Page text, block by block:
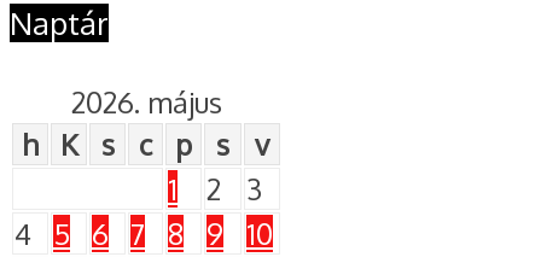
Naptár
2026. május
h
K s c p s
v
1
2
3
4
5 6 7 8 9
10